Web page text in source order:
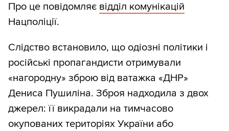
Про це повідомляє відділ комунікацій
Нацполіції.
Слідство встановило, що одіозні політики і
російські пропагандисти отримували
«нагородну» зброю від ватажка «ДНР»
Дениса Пушиліна. Зброя надходила з двох
джерел: її викрадали на тимчасово
окупованих територіях України або